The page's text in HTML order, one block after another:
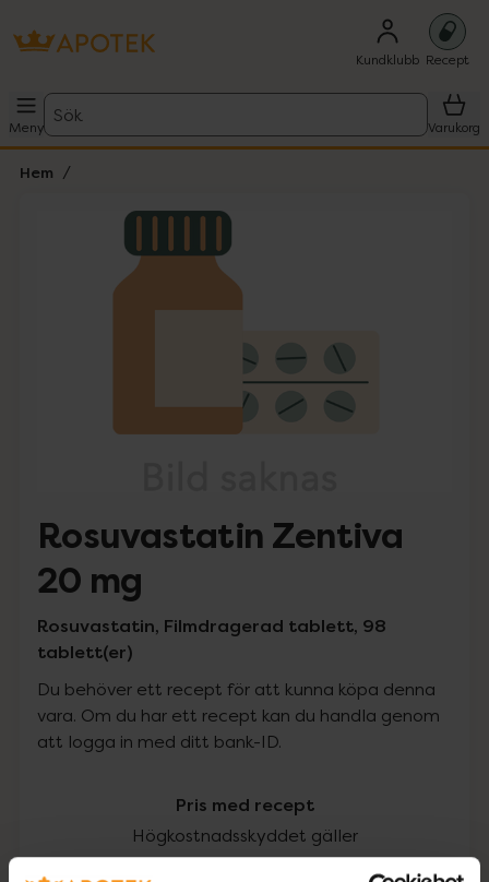
Kundklubb Recept
Meny
Sök
Varukorg
Hem
Lista: . Innehåller 1 objekt.
Rosuvastatin Zentiva
20 mg
Rosuvastatin, Filmdragerad tablett, 98
tablett(er)
Du behöver ett recept för att kunna köpa denna
vara. Om du har ett recept kan du handla genom
att logga in med ditt bank-ID.
Pris med recept
Högkostnadsskyddet gäller